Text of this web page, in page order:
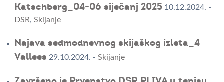
Katschberg_04-06 siječanj 2025 10.12.2024. -
DSR, Skijanje
Najava sedmodnevnog skijaškog izleta_4
Vallees 29.10.2024. - Skijanje